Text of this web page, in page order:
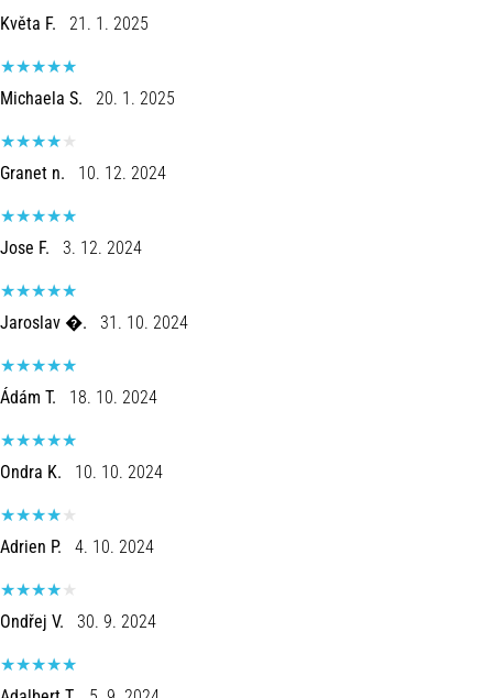
é
realizado
corretamente,
6. 8. 2026
•
de
Corredor:
Causas,
Tratamento
e
Prevenção
joelho
de
também
conhecido
síndrome
do
iliotibial
(STIT),
Květa F. 21. 1. 2025
Michaela S. 20. 1. 2025
Granet n. 10. 12. 2024
Jose F. 3. 12. 2024
Jaroslav �. 31. 10. 2024
Ádám T. 18. 10. 2024
Ondra K. 10. 10. 2024
Adrien P. 4. 10. 2024
Ondřej V. 30. 9. 2024